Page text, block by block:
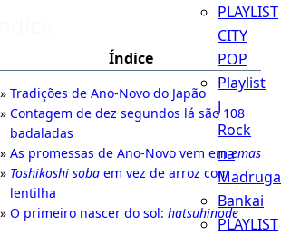
PLAYLIST
CITY
POP
Playlist
J
Rock
na
Madruga
Bankai
PLAYLIST
Índice
Tradições de Ano-Novo do Japão
Contagem de dez segundos lá são 108
badaladas
As promessas de Ano-Novo vem ememas
Toshikoshi soba em vez de arroz com
lentilha
O primeiro nascer do sol: hatsuhinode